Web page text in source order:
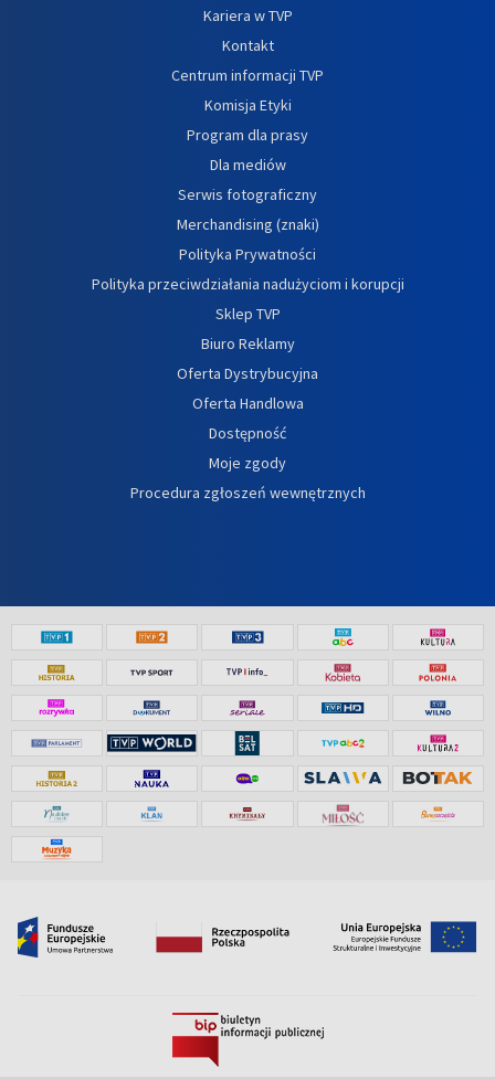
Kariera w TVP
Kontakt
Centrum informacji TVP
Komisja Etyki
Program dla prasy
Dla mediów
Serwis fotograficzny
Merchandising (znaki)
Polityka Prywatności
Polityka przeciwdziałania nadużyciom i korupcji
Sklep TVP
Biuro Reklamy
Oferta Dystrybucyjna
Oferta Handlowa
Dostępność
Moje zgody
Procedura zgłoszeń wewnętrznych